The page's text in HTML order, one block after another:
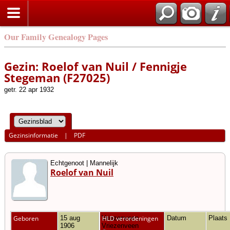
Our Family Genealogy Pages
Gezin: Roelof van Nuil / Fennigje
Stegeman (F27025)
getr. 22 apr 1932
Gezinsinformatie | PDF
Echtgenoot | Mannelijk
Roelof van Nuil
Geboren
15 aug
1906
Vriezenveen,
Vriezenveen
HLD verordeningen Datum Plaats